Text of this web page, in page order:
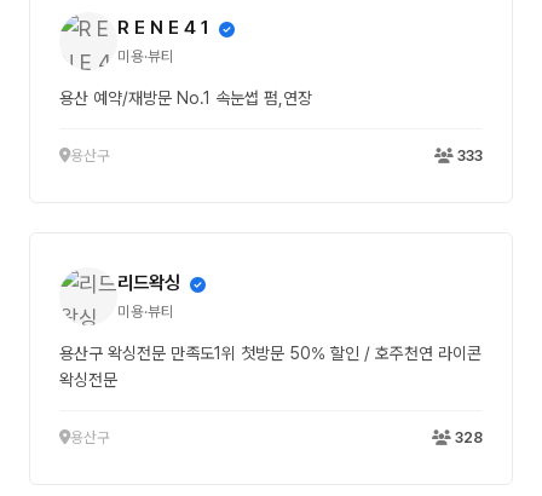
R E N E 4 1
미용·뷰티
용산 예약/재방문 No.1 속눈썹 펌,연장
용산구 333
리드왁싱
미용·뷰티
용산구 왁싱전문 만족도1위 첫방문 50% 할인 / 호주천연 라이콘
왁싱전문
용산구 328